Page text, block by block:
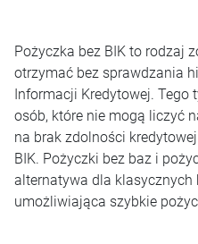
Pożyczka bez BIK to rodzaj
otrzymać bez sprawdzania
Informacji Kredytowej. Tego
osób, które nie mogą liczyć
na brak zdolności
BIK. Pożyczki bez baz i
alternatywa dla
umożliwiająca szybkie